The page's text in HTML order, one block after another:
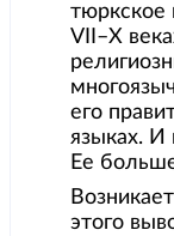
тюркское
VII–X
его
языках. И
Ее
этого